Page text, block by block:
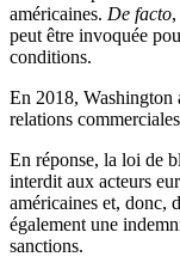
américaines. De facto
peut être invoquée
conditions.
En 2018, Washington
relations
En réponse, la loi de
interdit aux acteurs
américaines et, donc,
également une
sanctions.